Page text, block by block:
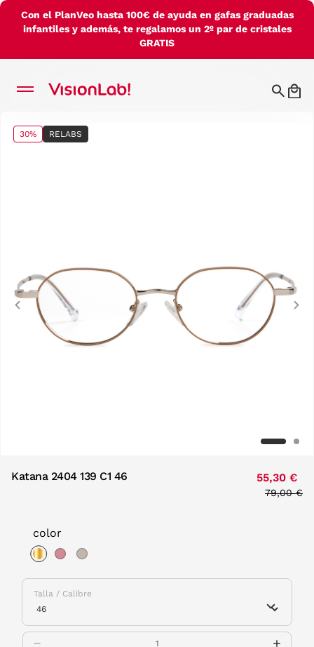
Con el PlanVeo hasta 100€ de ayuda en gafas graduadas
infantiles y además, te regalamos un 2º par de cristales
GRATIS
30% RELABS
Previous
Katana 2404 139 C1 46 55,30 €
Price
79,00 €
color
Talla / Calibre